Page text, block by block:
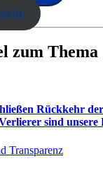
zum Thema
Rückkehr
sind unsere
Transparenz